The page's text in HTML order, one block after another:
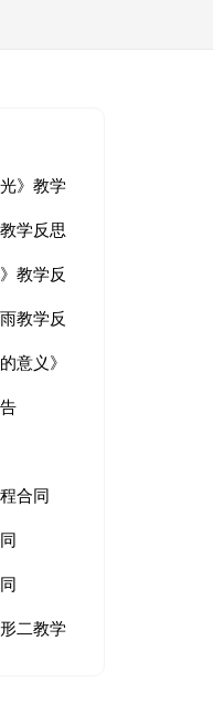
光》教学
学反思
》教学反
教学反
意义》
合同
二教学